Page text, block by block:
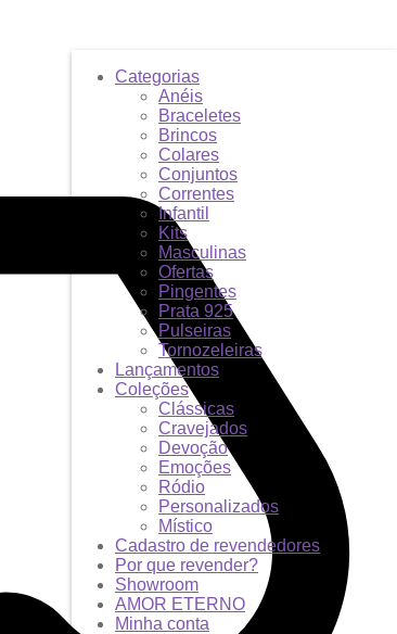
Categorias
Anéis
Braceletes
Brincos
Colares
Conjuntos
Correntes
Infantil
Kits
Masculinas
Ofertas
Pingentes
Prata 925
Pulseiras
Tornozeleiras
Lançamentos
Coleções
Clássicas
Cravejados
Devoção
Emoções
Ródio
Personalizados
Místico
Cadastro de revendedores
Por que revender?
Showroom
AMOR ETERNO
Minha conta